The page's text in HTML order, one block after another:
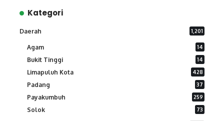
Kategori
Daerah 1,201
Agam 14
Bukit Tinggi 14
Limapuluh Kota 428
Padang 37
Payakumbuh 259
Solok 73